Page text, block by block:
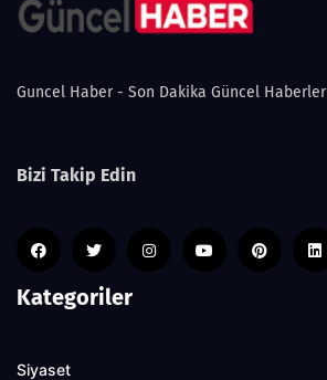
Guncel Haber - Son Dakika Güncel Haberler
Bizi Takip Edin
Kategoriler
Siyaset